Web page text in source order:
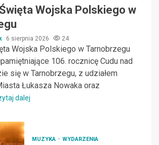
Wojska Polskiego w
6 sierpnia 2026 24
Wojska Polskiego w Tarnobrzegu
106. rocznicę Cudu nad
się w Tarnobrzegu, z udziałem
Łukasza Nowaka oraz
dalej
MUZYKA WYDARZENIA